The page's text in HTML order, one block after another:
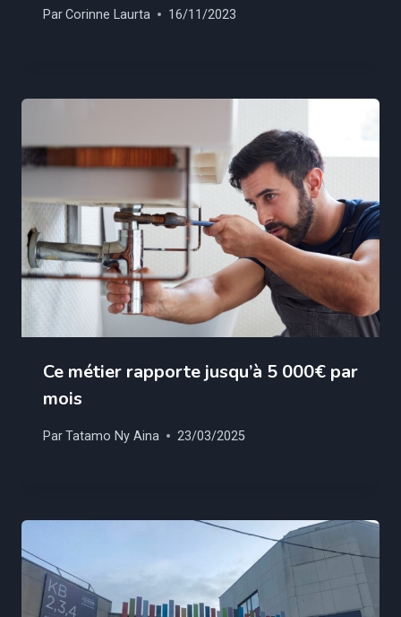
ParCorinne Laurta 16/11/2023
Ce métier rapporte jusqu’à 5 000€ par
mois
ParTatamo Ny Aina 23/03/2025